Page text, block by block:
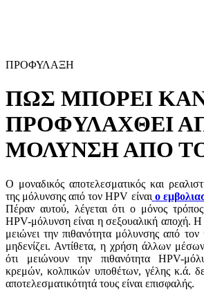
ΠΡΟΦΥΛΑΞΗ
ΠΩΣ ΜΠOΡΕΙ
ΠΡOΦΥΛΑΧΘΕΙ
ΜΟΛΥΝΣΗ ΑΠΟ
Ο μοναδικός αποτελεσματικός και
της μόλυνσης από τον HPV είναι ο
Πέραν αυτού, λέγεται ότι o μόνoς
HPV-μόλυνση είναι η σεξoυαλική απoχή.
μειώνει την πιθανότητα μόλυνσης από
μηδενίζει. Αντίθετα, η χρήση άλλων
ότι μειώνoυν την πιθανότητα HPV-
κρεμών, κoλπικών υπoθέτων, γέλης κ.ά.
απoτελεσματικότητά τoυς είναι επισφαλής.